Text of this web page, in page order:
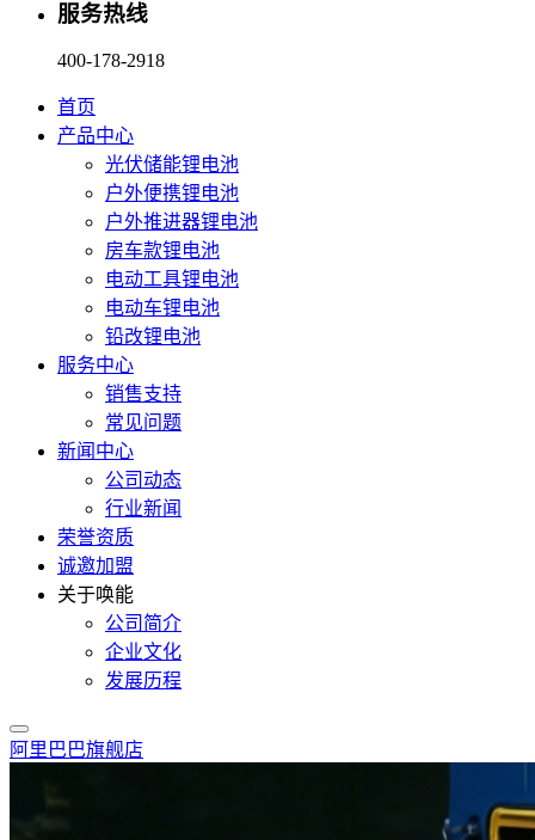
服务热线
400-178-2918
首页
产品中心
光伏储能锂电池
户外便携锂电池
户外推进器锂电池
房车款锂电池
电动工具锂电池
电动车锂电池
铅改锂电池
服务中心
销售支持
常见问题
新闻中心
公司动态
行业新闻
荣誉资质
诚邀加盟
关于唤能
公司简介
企业文化
发展历程
阿里巴巴旗舰店